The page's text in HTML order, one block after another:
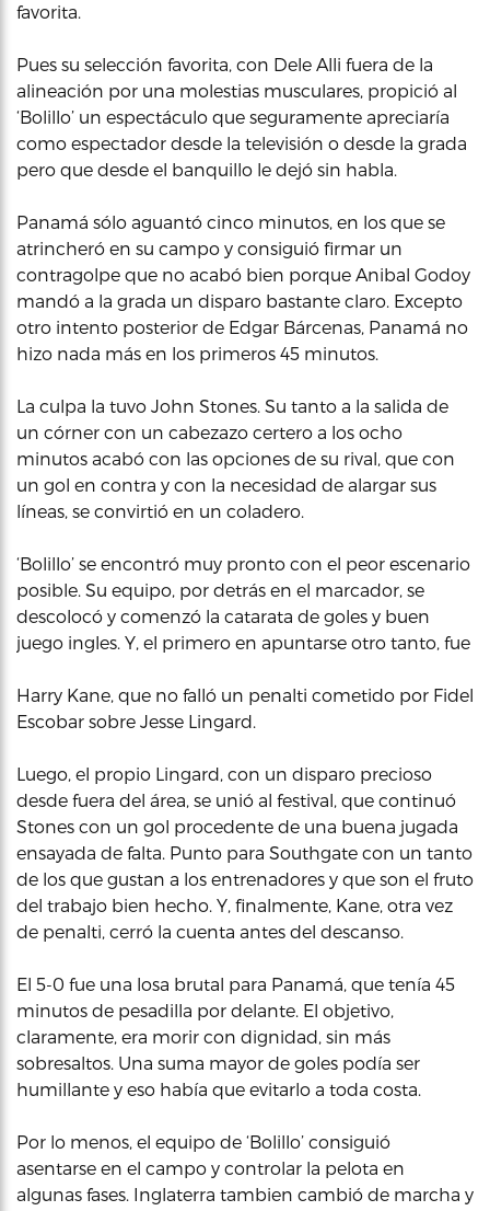
favorita.
Pues su selección favorita, con Dele Alli fuera de la
alineación por una molestias musculares, propició al
‘Bolillo’ un espectáculo que seguramente apreciaría
como espectador desde la televisión o desde la grada
pero que desde el banquillo le dejó sin habla.
Panamá sólo aguantó cinco minutos, en los que se
atrincheró en su campo y consiguió firmar un
contragolpe que no acabó bien porque Anibal Godoy
mandó a la grada un disparo bastante claro. Excepto
otro intento posterior de Edgar Bárcenas, Panamá no
hizo nada más en los primeros 45 minutos.
La culpa la tuvo John Stones. Su tanto a la salida de
un córner con un cabezazo certero a los ocho
minutos acabó con las opciones de su rival, que con
un gol en contra y con la necesidad de alargar sus
líneas, se convirtió en un coladero.
‘Bolillo’ se encontró muy pronto con el peor escenario
posible. Su equipo, por detrás en el marcador, se
descolocó y comenzó la catarata de goles y buen
juego ingles. Y, el primero en apuntarse otro tanto, fue
Harry Kane, que no falló un penalti cometido por Fidel
Escobar sobre Jesse Lingard.
Luego, el propio Lingard, con un disparo precioso
desde fuera del área, se unió al festival, que continuó
Stones con un gol procedente de una buena jugada
ensayada de falta. Punto para Southgate con un tanto
de los que gustan a los entrenadores y que son el fruto
del trabajo bien hecho. Y, finalmente, Kane, otra vez
de penalti, cerró la cuenta antes del descanso.
El 5-0 fue una losa brutal para Panamá, que tenía 45
minutos de pesadilla por delante. El objetivo,
claramente, era morir con dignidad, sin más
sobresaltos. Una suma mayor de goles podía ser
humillante y eso había que evitarlo a toda costa.
Por lo menos, el equipo de ‘Bolillo’ consiguió
asentarse en el campo y controlar la pelota en
algunas fases. Inglaterra tambien cambió de marcha y